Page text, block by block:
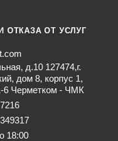
ОТКАЗА ОТ УСЛУГ
д.10 127474,г.
дом 8, корпус 1,
6 Черметком - ЧМК
18:00